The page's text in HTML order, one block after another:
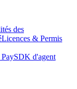
des
Licences & Permis
SDK d'agent